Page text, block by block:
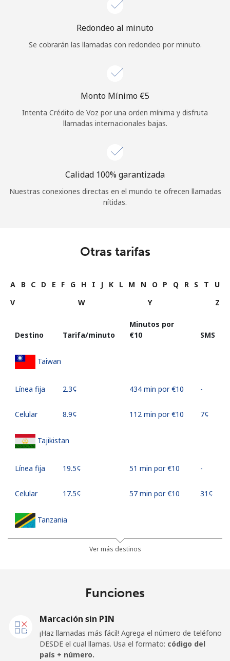
Redondeo al minuto
Se cobrarán las llamadas con redondeo por minuto.
Monto Mínimo ⁦€5⁩
Intenta Crédito de Voz por una orden mínima y disfruta
llamadas internacionales bajas.
Calidad 100% garantizada
Nuestras conexiones directas en el mundo te ofrecen llamadas
nítidas.
Otras tarifas
A B C D E F G H I J K L M N O P Q R S T
U
V
W Y Z
Destino Tarifa/minuto
Minutos por
⁦€10⁩
SMS
Taiwan
Línea fija ⁦2.3¢⁩ 434 min por ⁦€10⁩ -
Celular ⁦8.9¢⁩ 112 min por ⁦€10⁩ ⁦7¢⁩
Tajikistan
Línea fija ⁦19.5¢⁩ 51 min por ⁦€10⁩ -
Celular ⁦17.5¢⁩ 57 min por ⁦€10⁩ ⁦31¢⁩
Tanzania
41 min por ⁦€10⁩
Línea fija
⁦2.3¢⁩
Ver más destinos
Funciones
Marcación sin PIN
¡Haz llamadas más fácil! Agrega el número de teléfono
DESDE el cual llamas. Usa el formato: código del
país + número.